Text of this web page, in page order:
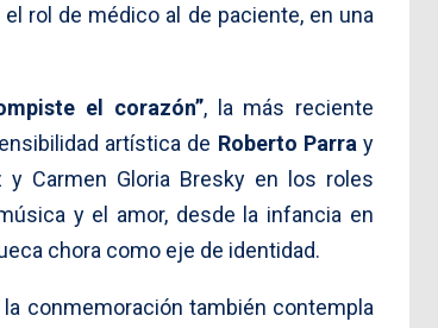
rol de médico al de paciente, en una
el corazón”, la más reciente
artística de Roberto Parra y
y Carmen Gloria Bresky en los roles
y el amor, desde la infancia en
chora como eje de identidad.
conmemoración también contempla